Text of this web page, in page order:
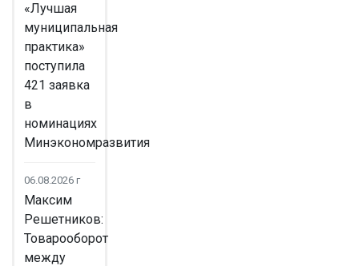
«Лучшая
муниципальная
практика»
поступила
421 заявка
в
номинациях
Минэкономразвития
06.08.2026 г
Максим
Решетников:
Товарооборот
между